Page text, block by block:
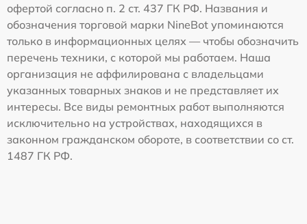
офертой согласно п. 2 ст. 437 ГК РФ. Названия и
обозначения торговой марки NineBot упоминаются
только в информационных целях — чтобы обозначить
перечень техники, с которой мы работаем. Наша
организация не аффилирована с владельцами
указанных товарных знаков и не представляет их
интересы. Все виды ремонтных работ выполняются
исключительно на устройствах, находящихся в
законном гражданском обороте, в соответствии со ст.
1487 ГК РФ.